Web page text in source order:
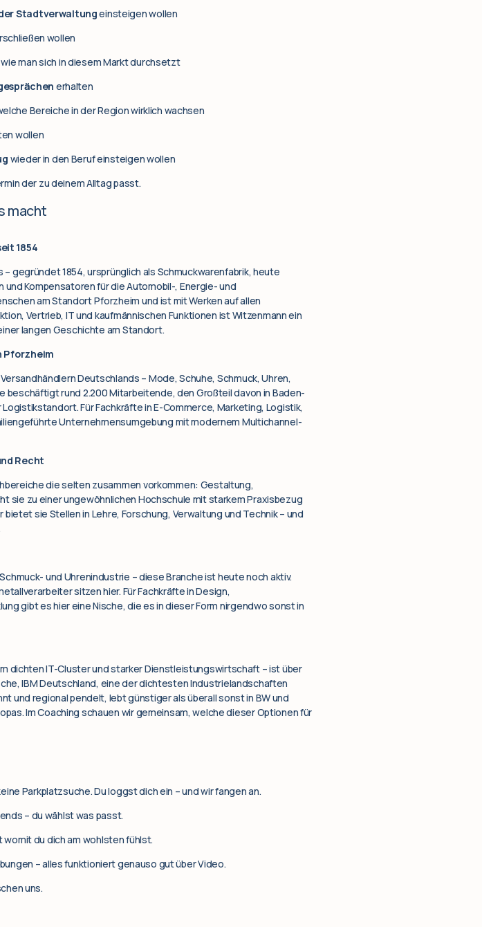
Stadtverwaltungeinsteigen wollen
wollen
man sich in diesem Markt durchsetzt
erhalten
Bereiche in der Region wirklich wachsen
wollen
wieder in den Beruf einsteigen wollen
der zu deinem Alltag passt.
macht
1854
gegründet 1854, ursprünglich als Schmuckwarenfabrik, heute
Kompensatoren für die Automobil-, Energie- und
am Standort Pforzheim und ist mit Werken auf allen
Vertrieb, IT und kaufmännischen Funktionen ist Witzenmann ein
langen Geschichte am Standort.
Pforzheim
Deutschlands – Mode, Schuhe, Schmuck, Uhren,
beschäftigt rund 2.200 Mitarbeitende, den Großteil davon in Baden-
Für Fachkräfte in E-Commerce, Marketing, Logistik,
Unternehmensumgebung mit modernem Multichannel-
Recht
die selten zusammen vorkommen: Gestaltung,
sie zu einer ungewöhnlichen Hochschule mit starkem Praxisbezug
sie Stellen in Lehre, Forschung, Verwaltung und Technik – und
und Uhrenindustrie – diese Branche ist heute noch aktiv.
sitzen hier. Für Fachkräfte in Design,
gibt es hier eine Nische, die es in dieser Form nirgendwo sonst in
dichten IT-Cluster und starker Dienstleistungswirtschaft – ist über
IBM Deutschland, eine der dichtesten Industrielandschaften
und regional pendelt, lebt günstiger als überall sonst in BW und
Im Coaching schauen wir gemeinsam, welche dieser Optionen für
Parkplatzsuche. Du loggst dich ein – und wir fangen an.
– du wählst was passt.
womit du dich am wohlsten fühlst.
– alles funktioniert genauso gut über Video.
uns.